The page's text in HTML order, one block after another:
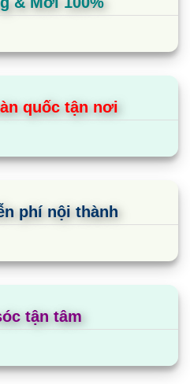
các hạt bụi thô
vi khuẩn tới 99.9%
bỏ vi khuẩn bám dính đến
trên điều hoà
được trang bị tính năng
nên dễ dàng,an toàn và
với chế độ
quốc tận nơi
phí nội thành
tận tâm